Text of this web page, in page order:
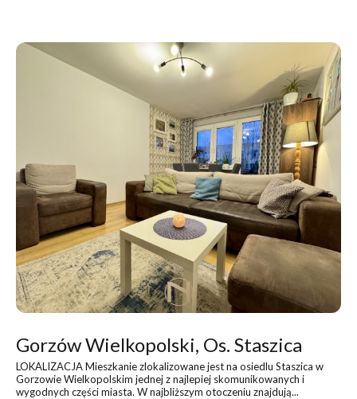
Gorzów Wielkopolski, Os. Staszica
LOKALIZACJA Mieszkanie zlokalizowane jest na osiedlu Staszica w
Gorzowie Wielkopolskim jednej z najlepiej skomunikowanych i
wygodnych części miasta. W najbliższym otoczeniu znajdują...